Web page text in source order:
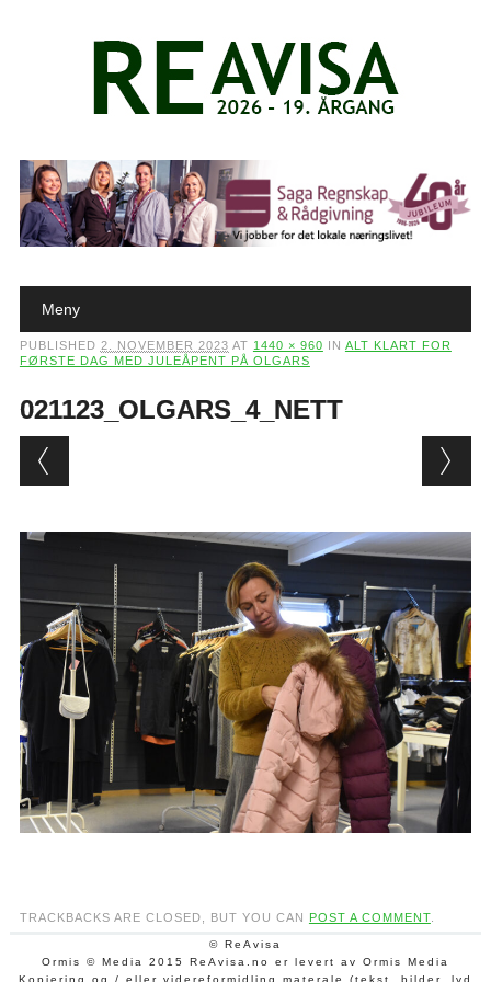
Main menu
Meny
PUBLISHED 2. NOVEMBER 2023 AT 1440 × 960 IN ALT KLART FOR
FØRSTE DAG MED JULEÅPENT PÅ OLGARS
021123_OLGARS_4_NETT
TRACKBACKS ARE CLOSED, BUT YOU CAN POST A COMMENT.
© ReAvisa
Ormis © Media 2015 ReAvisa.no er levert av Ormis Media
Kopiering og / eller videreformidling materale (tekst, bilder, lyd